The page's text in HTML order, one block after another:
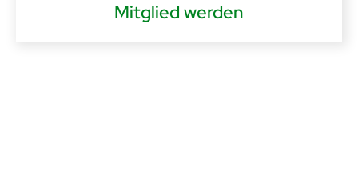
Mitglied werden